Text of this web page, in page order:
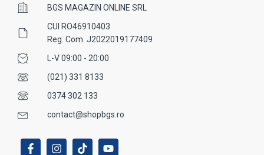
BGS MAGAZIN ONLINE SRL
CUI RO46910403
Reg. Com. J2022019177409
L-V 09:00 - 20:00
(021) 331 8133
0374 302 133
contact@shopbgs.ro